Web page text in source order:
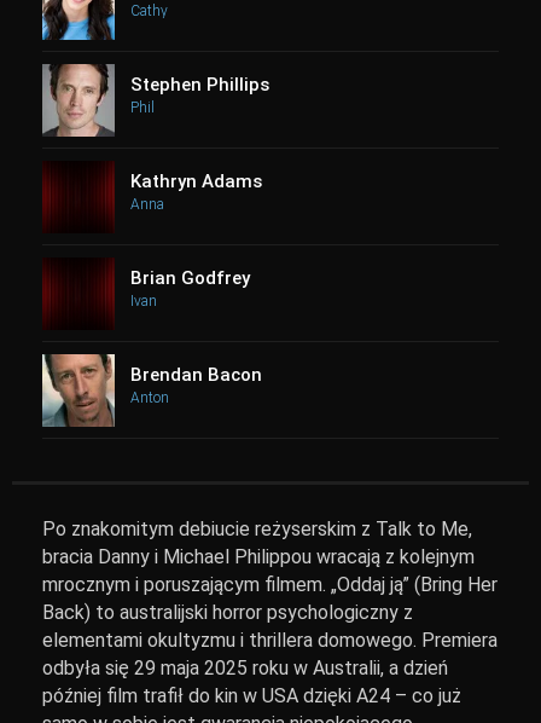
Cathy
Stephen Phillips
Phil
Kathryn Adams
Anna
Brian Godfrey
Ivan
Brendan Bacon
Anton
Po znakomitym debiucie reżyserskim z Talk to Me,
bracia Danny i Michael Philippou wracają z kolejnym
mrocznym i poruszającym filmem. „Oddaj ją” (Bring Her
Back) to australijski horror psychologiczny z
elementami okultyzmu i thrillera domowego. Premiera
odbyła się 29 maja 2025 roku w Australii, a dzień
później film trafił do kin w USA dzięki A24 – co już